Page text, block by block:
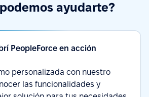
ayudarte?
PeopleForce en acción
personalizada con nuestro
las funcionalidades y